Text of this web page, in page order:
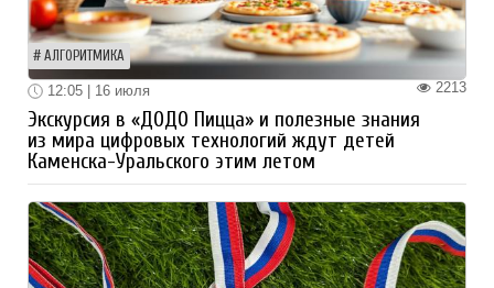
АЛГОРИТМИКА
2213
12:05 | 16 июля
Экскурсия в «ДОДО Пицца» и полезные знания
из мира цифровых технологий ждут детей
Каменска-Уральского этим летом